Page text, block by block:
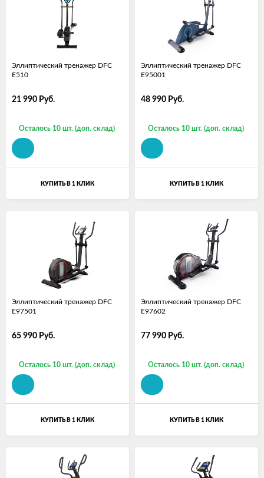
Эллиптический тренажер DFC
E510
21 990 Руб.
Осталось 10 шт. (доп. склад)
КУПИТЬ В 1 КЛИК
Эллиптический тренажер DFC
E95001
48 990 Руб.
Осталось 10 шт. (доп. склад)
КУПИТЬ В 1 КЛИК
Эллиптический тренажер DFC
E97501
65 990 Руб.
Осталось 10 шт. (доп. склад)
КУПИТЬ В 1 КЛИК
Эллиптический тренажер DFC
E97602
77 990 Руб.
Осталось 10 шт. (доп. склад)
КУПИТЬ В 1 КЛИК